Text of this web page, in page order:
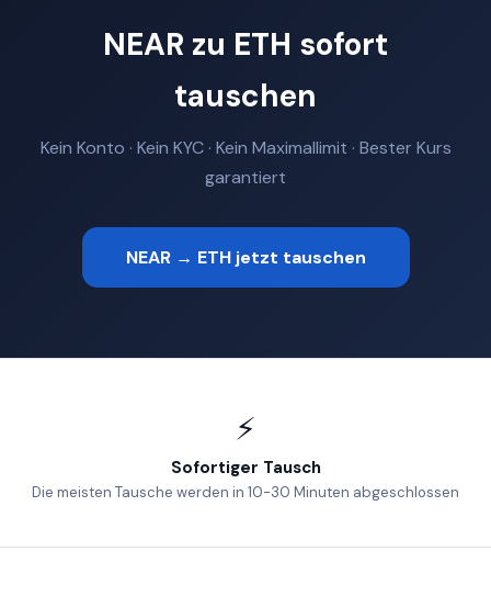
NEAR zu ETH sofort
tauschen
Kein Konto · Kein KYC · Kein Maximallimit · Bester Kurs
garantiert
NEAR → ETH jetzt tauschen
⚡
Sofortiger Tausch
Die meisten Tausche werden in 10-30 Minuten abgeschlossen